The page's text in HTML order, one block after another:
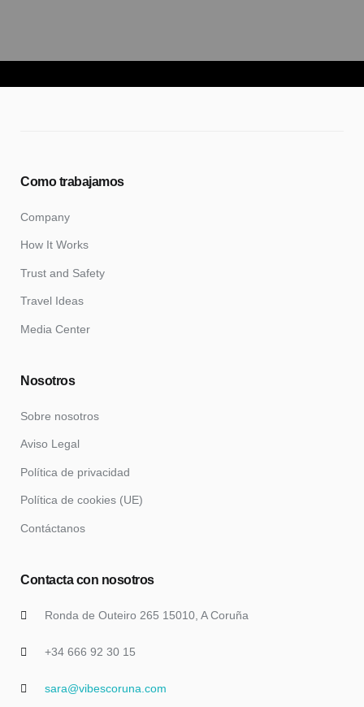
Como trabajamos
Company
How It Works
Trust and Safety
Travel Ideas
Media Center
Nosotros
Sobre nosotros
Aviso Legal
Política de privacidad
Política de cookies (UE)
Contáctanos
Contacta con nosotros
Ronda de Outeiro 265 15010, A Coruña
+34 666 92 30 15
sara@vibescoruna.com